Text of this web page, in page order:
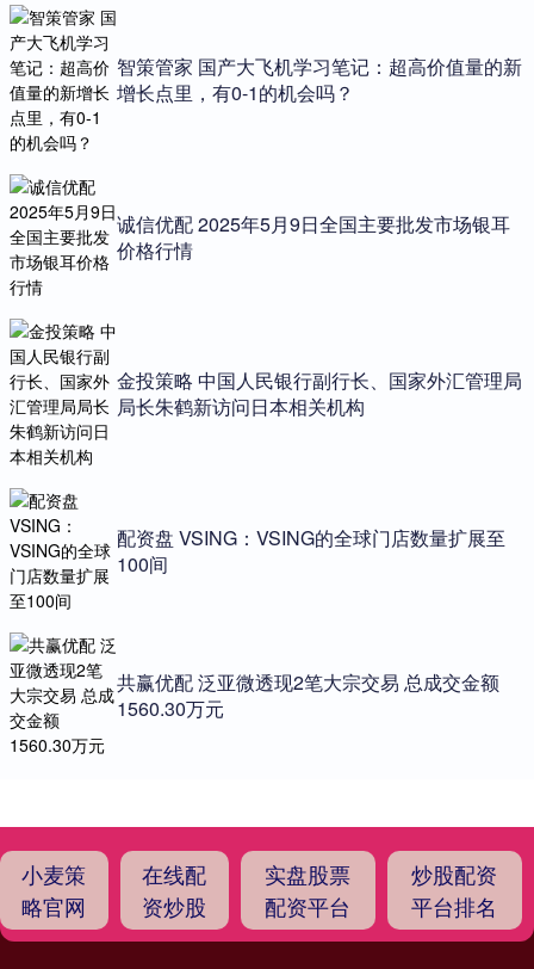
智策管家 国产大飞机学习笔记：超高价值量的新
增长点里，有0-1的机会吗？
诚信优配 2025年5月9日全国主要批发市场银耳
价格行情
金投策略 中国人民银行副行长、国家外汇管理局
局长朱鹤新访问日本相关机构
配资盘 VSING：VSING的全球门店数量扩展至
100间
共赢优配 泛亚微透现2笔大宗交易 总成交金额
1560.30万元
小麦策
略官网
在线配
资炒股
实盘股票
配资平台
炒股配资
平台排名